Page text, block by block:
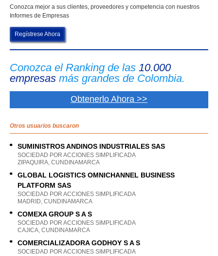
Conozca mejor a sus clientes, proveedores y competencia con nuestros
Informes de Empresas
Regístrese Ahora
Conozca el Ranking de las 10.000
empresas más grandes de Colombia.
Obtenerlo Ahora >>
Otros usuarios buscaron
SUMINISTROS ANDINOS INDUSTRIALES SAS
SOCIEDAD POR ACCIONES SIMPLIFICADA
ZIPAQUIRA, CUNDINAMARCA
GLOBAL LOGISTICS OMNICHANNEL BUSINESS
PLATFORM SAS
SOCIEDAD POR ACCIONES SIMPLIFICADA
MADRID, CUNDINAMARCA
COMEXA GROUP S A S
SOCIEDAD POR ACCIONES SIMPLIFICADA
CAJICA, CUNDINAMARCA
COMERCIALIZADORA GODHOY S A S
SOCIEDAD POR ACCIONES SIMPLIFICADA